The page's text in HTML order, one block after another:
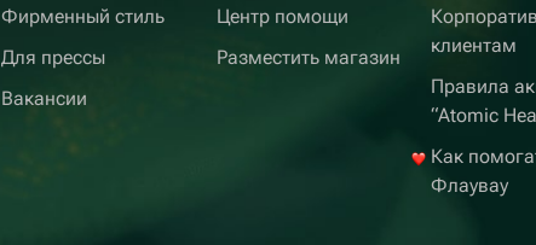
Фирменный стиль
Для прессы
Вакансии
Центр помощи
Разместить магазин
клиентам
Правила
“Atomic
Как
Флаувау